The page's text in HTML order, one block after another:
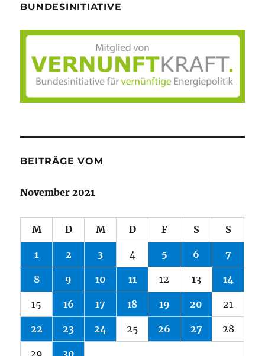
BUNDESINITIATIVE
BEITRÄGE VOM
November 2021
M D M D F S S
1 2 3 4 5 6 7
8 9 10 11 12 13 14
15 16 17 18 19 20 21
22 23 24 25 26 27 28
29 30